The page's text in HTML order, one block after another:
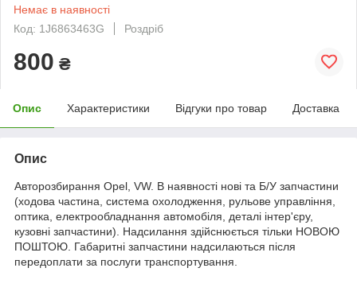
Немає в наявності
Код: 1J6863463G
Роздріб
800 ₴
Опис Характеристики Відгуки про товар Доставка
Опис
Авторозбирання Opel, VW. В наявності нові та Б/У запчастини
(ходова частина, система охолодження, рульове управління,
оптика, електрообладнання автомобіля, деталі інтер'єру,
кузовні запчастини). Надсилання здійснюється тільки НОВОЮ
ПОШТОЮ. Габаритні запчастини надсилаються після
передоплати за послуги транспортування.